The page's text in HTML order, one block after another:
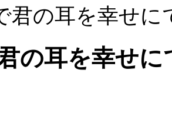
君の耳を幸せに
の耳を幸せ